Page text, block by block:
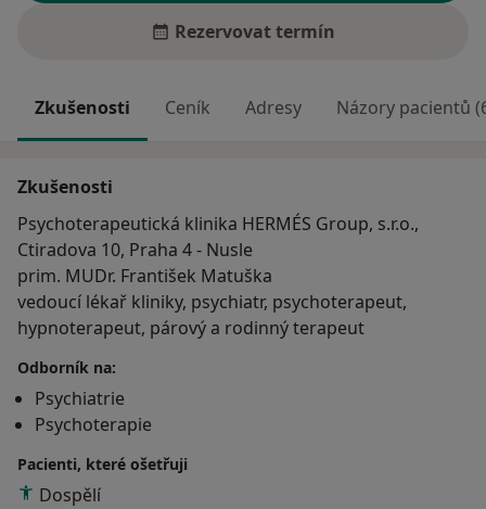
Rezervovat termín
Zkušenosti Ceník Adresy Názory pacientů
Zkušenosti
Psychoterapeutická klinika HERMÉS Group, s.r.o.,
Ctiradova 10, Praha 4 - Nusle
prim. MUDr. František Matuška
vedoucí lékař kliniky, psychiatr, psychoterapeut,
hypnoterapeut, párový a rodinný terapeut
Odborník na:
Psychiatrie
Psychoterapie
Pacienti, které ošetřuji
Dospělí